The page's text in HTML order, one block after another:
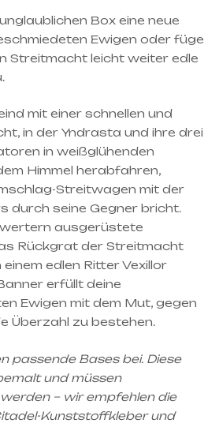
Box eine neue
Ewigen oder füge
Streitmacht leicht weiter edle
mit einer schnellen und
in der Yndrasta und ihre drei
in weißglühenden
Himmel herabfahren,
Streitwagen mit der
durch seine Gegner bricht.
ausgerüstete
Rückgrat der Streitmacht
edlen Ritter Vexillor
erfüllt deine
Ewigen mit dem Mut, gegen
Überzahl zu bestehen.
passende Bases bei. Diese
und müssen
– wir empfehlen die
Kunststoffkleber und